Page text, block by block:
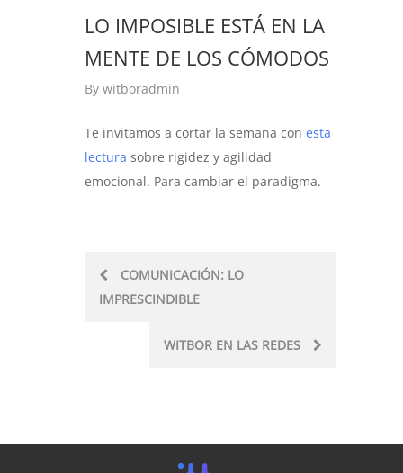
LO IMPOSIBLE ESTÁ EN LA
MENTE DE LOS CÓMODOS
By witboradmin
Te invitamos a cortar la semana con esta
lectura sobre rigidez y agilidad
emocional. Para cambiar el paradigma.
PostCOMUNICACIÓN: LO
IMPRESCINDIBLE
WITBOR EN LAS REDES